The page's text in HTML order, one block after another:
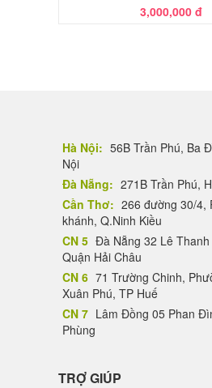
3,000,000 đ
Hà Nội: 56B Trần Phú, Ba
Nội
Đà Nẵng: 271B Trần Phú,
Cần Thơ: 266 đường 30/4,
khánh, Q.Ninh Kiều
CN 5 Đà Nẵng 32 Lê Thanh
Quận Hải Châu
CN 6 71 Trường Chinh,
Xuân Phú, TP Huế
CN 7 Lâm Đồng 05 Phan
Phùng
TRỢ GIÚP